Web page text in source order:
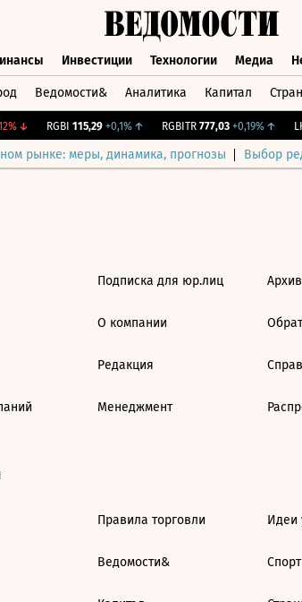
Инвестиции Технологии Медиа
Ведомости& Аналитика Капитал
↓ RGBI 115,29 +0,1%↑ RGBITR 777,03 +0,19%↑
рынке: меры, динамика, прогнозы Выбор
Подписка для юр.лиц
О компании
Редакция
Менеджмент
Архив
Правила торговли
Ведомости&
Идеи
Спорт